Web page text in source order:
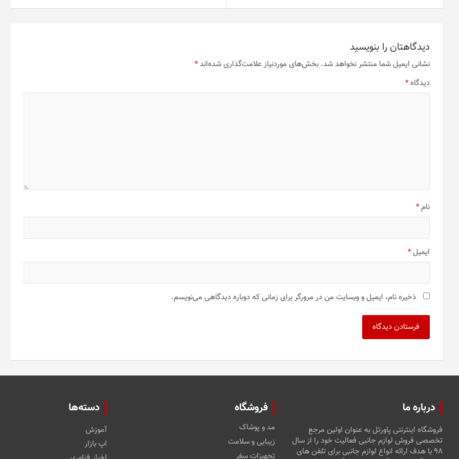
دیدگاهتان را بنویسید
نشانی ایمیل شما منتشر نخواهد شد. بخش‌های موردنیاز علامت‌گذاری شده‌اند*
دیدگاه*
نام*
ایمیل*
ذخیره نام، ایمیل و وبسایت من در مرورگر برای زمانی که دوباره دیدگاهی می‌نویسم.
درباره ما
فروشگاه اینترنتی پاورتل به عنوان اولین مرجع
تخصصی فروش لوازم جانبی فعالیت خود را از سال
۹۸ با هدف ارائه انواع لوازم جانبی برای تلفن های
فروشگاه
مد و پوشاک
زیبایی و سلامت
تجهیزات سفر
دسته‌ها
آموزش
اپ بازار